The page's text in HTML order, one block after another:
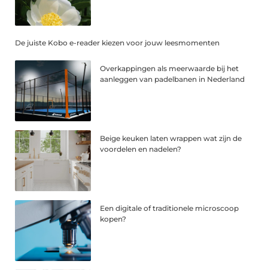
De juiste Kobo e-reader kiezen voor jouw leesmomenten
Overkappingen als meerwaarde bij het
aanleggen van padelbanen in Nederland
Beige keuken laten wrappen wat zijn de
voordelen en nadelen?
Een digitale of traditionele microscoop
kopen?